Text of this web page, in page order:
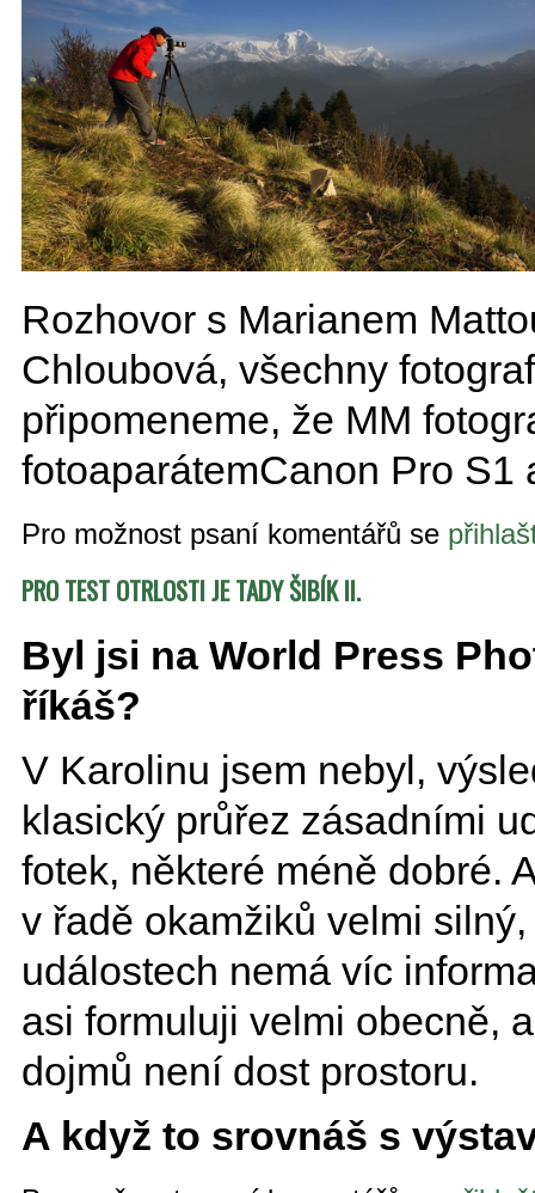
Rozhovor s Marianem
Chloubová, všechny
připomeneme, že MM
fotoaparátemCanon Pro S1
Pro možnost psaní komentářů se
PRO TEST OTRLOSTI JE TADY ŠIBÍK II.
Byl jsi na World Press
říkáš?
V Karolinu jsem nebyl,
klasický průřez zásadními
fotek, některé méně dobré.
v řadě okamžiků velmi
událostech nemá víc
asi formuluji velmi obecně,
dojmů není dost prostoru.
A když to srovnáš s